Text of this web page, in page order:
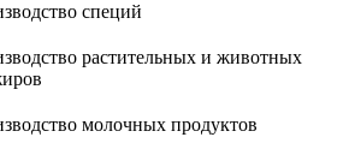
специй
растительных и животных
молочных продуктов